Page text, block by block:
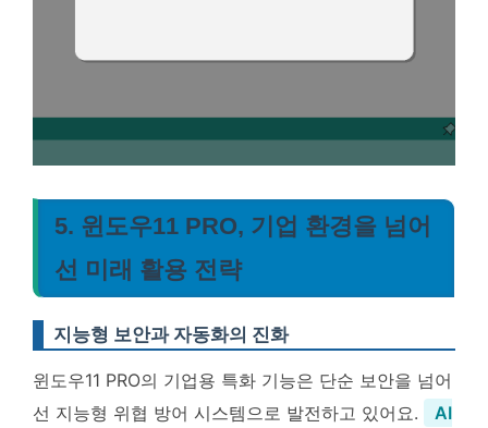
5. 윈도우11 PRO, 기업 환경을 넘어
선 미래 활용 전략
지능형 보안과 자동화의 진화
윈도우11 PRO의 기업용 특화 기능은 단순 보안을 넘어
선 지능형 위협 방어 시스템으로 발전하고 있어요.
AI